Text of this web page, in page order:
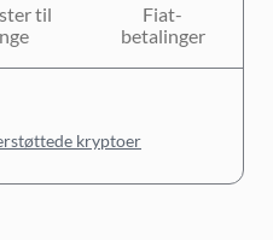
til
Fiat-
betalinger
kryptoer